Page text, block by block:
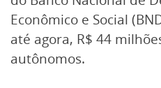
Econômico e Social
até agora, R$ 44
autônomos.